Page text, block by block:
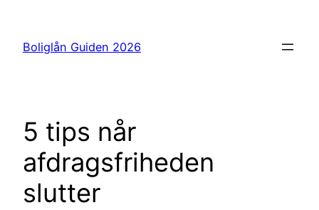
indhold
Boliglån Guiden 2026
5 tips når
afdragsfriheden
slutter